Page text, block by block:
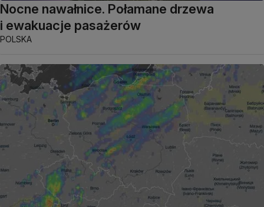
Nocne nawałnice. Połamane drzewa
i ewakuacje pasażerów
POLSKA